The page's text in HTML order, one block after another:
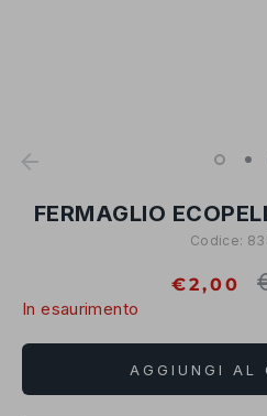
FERMAGLIO
Codice:
€2,00
In esaurimento
AGGIUNGI AL